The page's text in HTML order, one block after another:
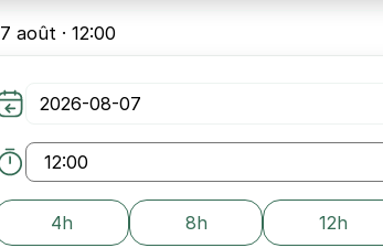
7 août · 12:00
4h 8h 12h